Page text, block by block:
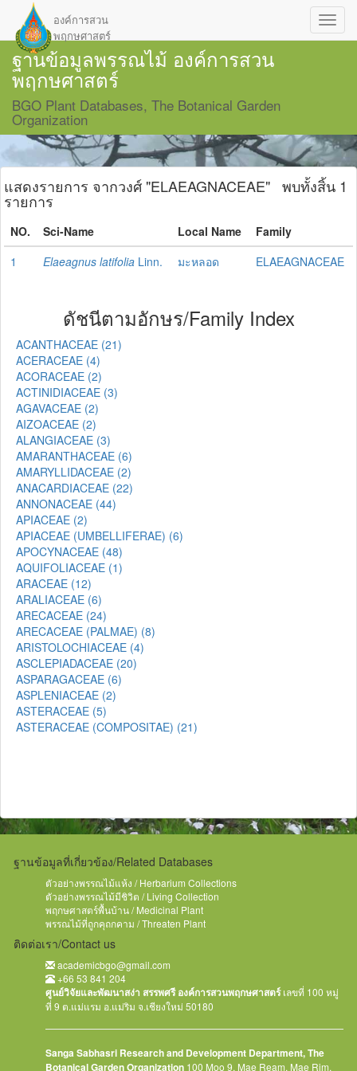
เมนู
นำทา
องค์การสวน
พฤกษศาสตร์
ฐานข้อมูลพรรณไม้ องค์การสวน
พฤกษศาสตร์
BGO Plant Databases, The Botanical Garden
Organization
แสดงรายการ จากวงศ์ "ELAEAGNACEAE" พบทั้งสิ้น 1
รายการ
NO. Sci-Name Local Name
Family
1
Elaeagnus latifolia Linn. มะหลอด ELAEAGNACEAE
ดัชนีตามอักษร/Family Index
ACANTHACEAE (21)
ACERACEAE (4)
ACORACEAE (2)
ACTINIDIACEAE (3)
AGAVACEAE (2)
AIZOACEAE (2)
ALANGIACEAE (3)
AMARANTHACEAE (6)
AMARYLLIDACEAE (2)
ANACARDIACEAE (22)
ANNONACEAE (44)
APIACEAE (2)
APIACEAE (UMBELLIFERAE) (6)
APOCYNACEAE (48)
AQUIFOLIACEAE (1)
ARACEAE (12)
ARALIACEAE (6)
ARECACEAE (24)
ARECACEAE (PALMAE) (8)
ARISTOLOCHIACEAE (4)
ASCLEPIADACEAE (20)
ASPARAGACEAE (6)
ASPLENIACEAE (2)
ASTERACEAE (5)
ASTERACEAE (COMPOSITAE) (21)
BALSAMINACEAE (15)
BARRINGTONIACEAE (1)
BASELLACEAE (1)
BERBERIDACEAE (1)
BETULACEAE (2)
BIGNONIACEAE (29)
BIXACEAE (2)
BLECHNACEAE (7)
BOMBACACEAE (3)
BORAGINACEAE (6)
BRASSICACEAE (1)
BRETSCHNEIDERACEAE (1)
BUDDLEJACEAE (1)
BURMANNIACEAE (1)
BURSERACEAE (5)
CACTACEAE (3)
ฐานข้อมูลที่เกี่ยวข้อง/Related Databases
ตัวอย่างพรรณไม้แห้ง / Herbarium Collections
ตัวอย่างพรรณไม้มีชิวิต / Living Collection
พฤกษศาสตร์พื้นบ้าน / Medicinal Plant
พรรณไม้ที่ถูกคุถกคาม / Threaten Plant
ติดต่อเรา/Contact us
academicbgo@gmail.com
+66 53 841 204
ศูนย์วิจัยและพัฒนาสง่า สรรพศรี องค์การสวนพฤกษศาสตร์เลขที่ 100 หมู่
ที่ 9 ต.แม่แรม อ.แม่ริม จ.เชียงใหม่ 50180
Sanga Sabhasri Research and Development Department, The
Botanical Garden Organization 100 Moo 9, Mae Ream, Mae Rim,